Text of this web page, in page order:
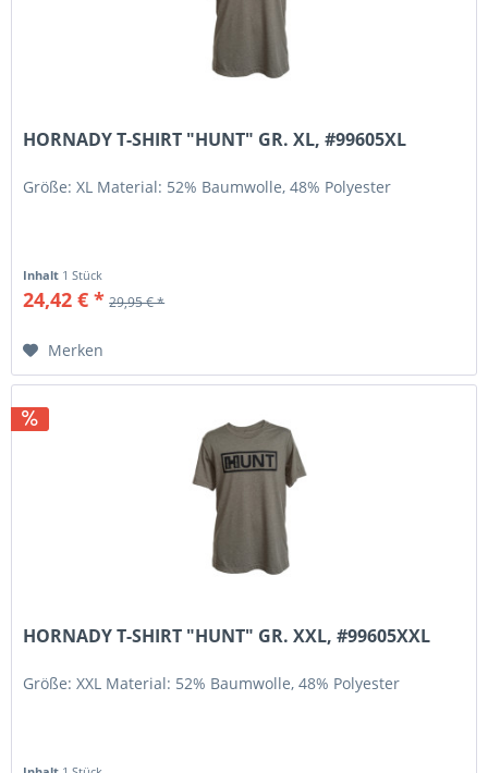
HORNADY T-SHIRT "HUNT" GR. XL, #99605XL
Größe: XL Material: 52% Baumwolle, 48% Polyester
Inhalt 1 Stück
24,42 € * 29,95 € *
Merken
HORNADY T-SHIRT "HUNT" GR. XXL, #99605XXL
Größe: XXL Material: 52% Baumwolle, 48% Polyester